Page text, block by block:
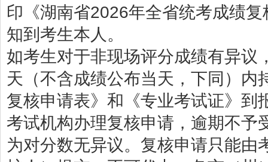
印《湖南省2026年全省统考成绩
知到考生本人。
如考生对于非现场评分成绩有异议
天（不含成绩公布当天，下同）
复核申请表》和《专业考试证》到
考试机构办理复核申请，逾期不予
为对分数无异议。复核申请只能由